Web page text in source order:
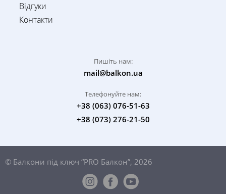
Відгуки
Контакти
Пишіть нам:
mail@balkon.ua
Телефонуйте нам:
+38 (063) 076-51-63
+38 (073) 276-21-50
© Балкони під ключ “PRO Балкон”, 2026